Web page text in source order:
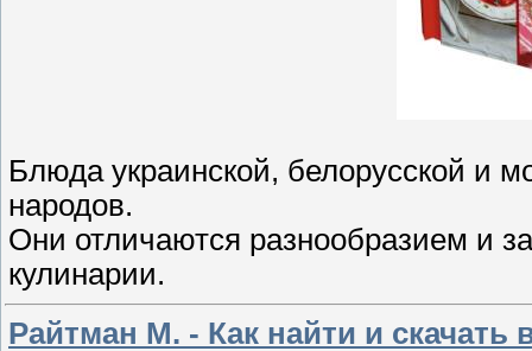
Блюда украинской, белорусской и
народов.
Они отличаются разнообразием и
кулинарии.
Райтман М. - Как найти и